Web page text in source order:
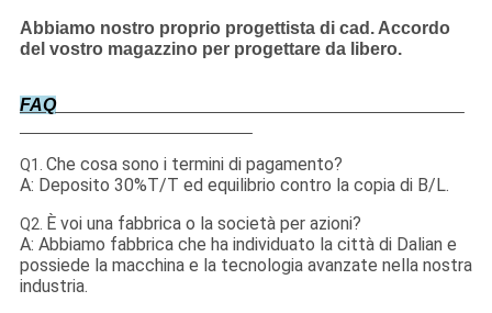
Abbiamo nostro proprio progettista di cad. Accordo
del vostro magazzino per progettare da libero.
FAQ
Q1. Che cosa sono i termini di pagamento?
A: Deposito 30%T/T ed equilibrio contro la copia di B/L.
Q2. È voi una fabbrica o la società per azioni?
A: Abbiamo fabbrica che ha individuato la città di Dalian e
possiede la macchina e la tecnologia avanzate nella nostra
industria.